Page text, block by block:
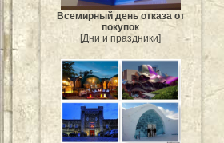
Всемирный день отказа от
покупок
[Дни и праздники]